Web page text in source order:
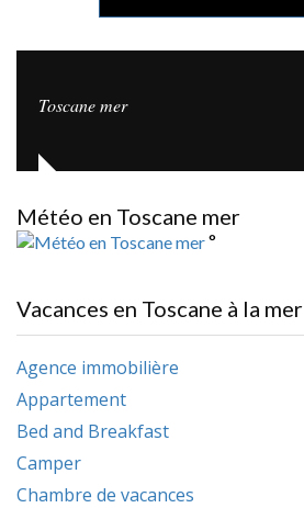
Toscane mer
Météo en Toscane mer
°
Vacances en Toscane à la mer
Agence immobilière
Appartement
Bed and Breakfast
Camper
Chambre de vacances